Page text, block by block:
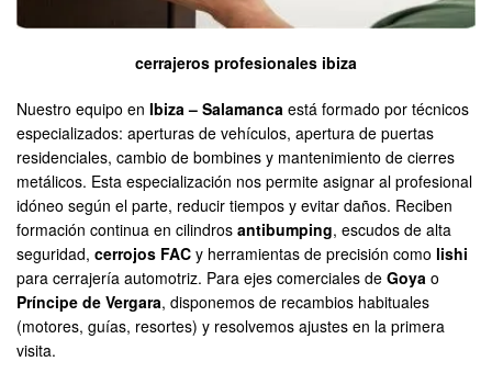
cerrajeros profesionales ibiza
Nuestro equipo en Ibiza – Salamanca está formado por técnicos
especializados: aperturas de vehículos, apertura de puertas
residenciales, cambio de bombines y mantenimiento de cierres
metálicos. Esta especialización nos permite asignar al profesional
idóneo según el parte, reducir tiempos y evitar daños. Reciben
formación continua en cilindros antibumping, escudos de alta
seguridad, cerrojos FAC y herramientas de precisión como lishi
para cerrajería automotriz. Para ejes comerciales de Goya o
Príncipe de Vergara, disponemos de recambios habituales
(motores, guías, resortes) y resolvemos ajustes en la primera
visita.